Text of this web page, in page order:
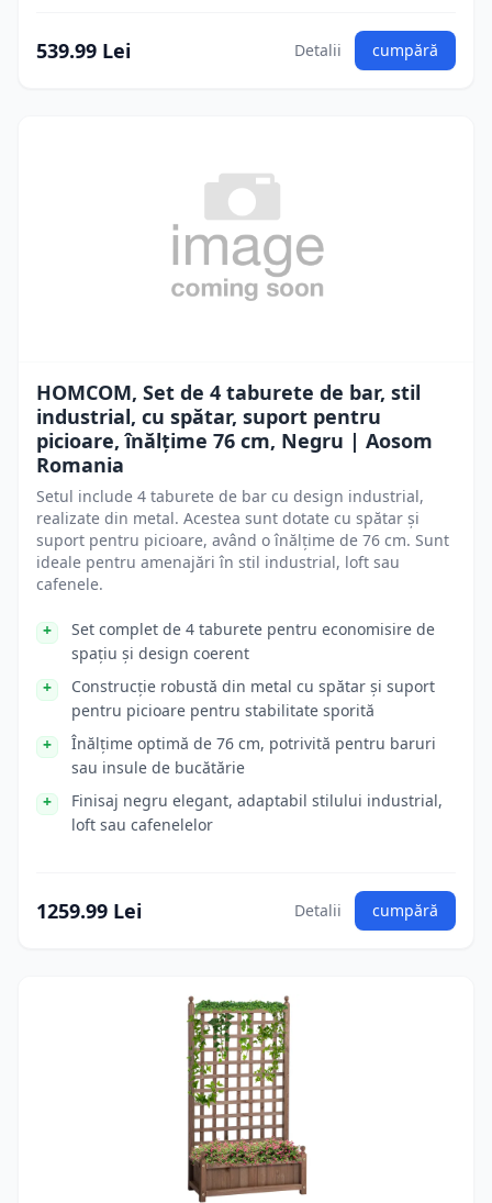
539.99 Lei Detalii cumpără
HOMCOM, Set de 4 taburete de bar, stil
industrial, cu spătar, suport pentru
picioare, înălțime 76 cm, Negru | Aosom
Romania
Setul include 4 taburete de bar cu design industrial,
realizate din metal. Acestea sunt dotate cu spătar și
suport pentru picioare, având o înălțime de 76 cm. Sunt
ideale pentru amenajări în stil industrial, loft sau
cafenele.
Set complet de 4 taburete pentru economisire de
spațiu și design coerent
Construcție robustă din metal cu spătar și suport
pentru picioare pentru stabilitate sporită
Înălțime optimă de 76 cm, potrivită pentru baruri
sau insule de bucătărie
Finisaj negru elegant, adaptabil stilului industrial,
loft sau cafenelelor
1259.99 Lei Detalii cumpără